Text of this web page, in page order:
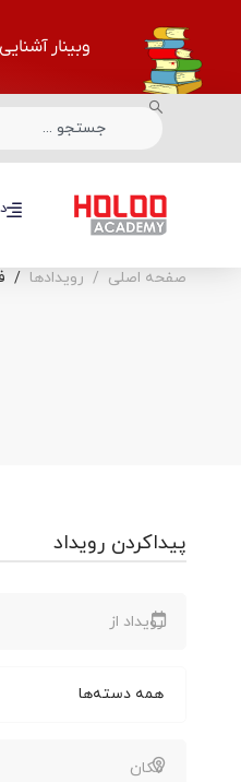
وبینار
دسته بندی دوره‌ها
صفحه اصلی رویدادها
پیداکردن رویداد